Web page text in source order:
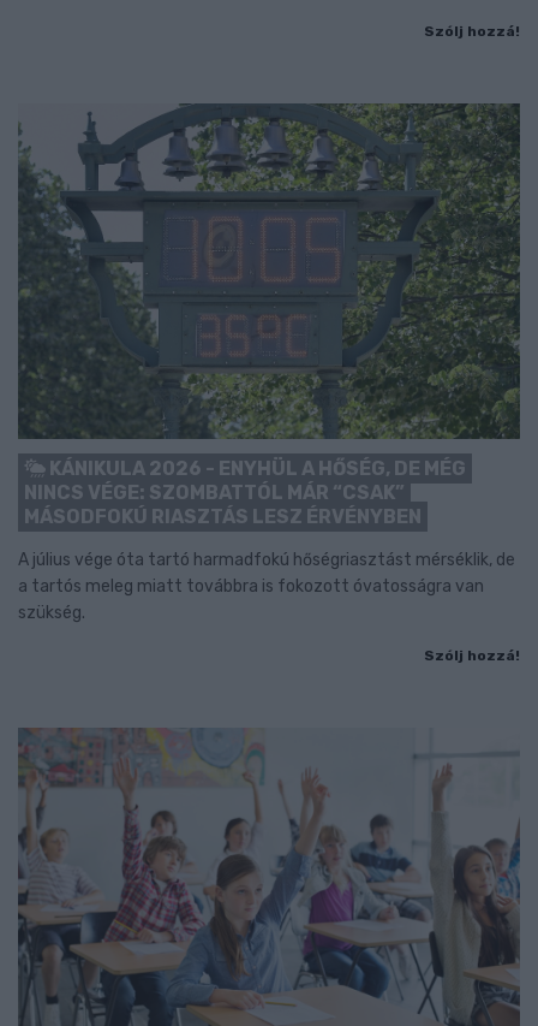
Szólj hozzá!
KÁNIKULA 2026 - ENYHÜL A HŐSÉG, DE MÉG
NINCS VÉGE: SZOMBATTÓL MÁR “CSAK”
MÁSODFOKÚ RIASZTÁS LESZ ÉRVÉNYBEN
A július vége óta tartó harmadfokú hőségriasztást mérséklik, de
a tartós meleg miatt továbbra is fokozott óvatosságra van
szükség.
Szólj hozzá!